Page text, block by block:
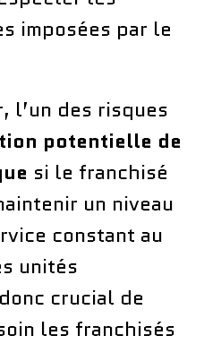
imposées par le
l’un des risques
potentielle de
si le franchisé
un niveau
constant au
unités
crucial de
les franchisés